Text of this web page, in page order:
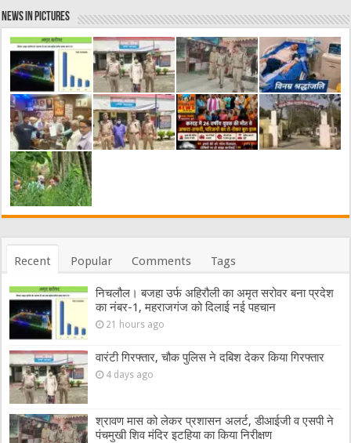
News in Pictures
Recent Popular Comments Tags
निचलौल। बजहा उर्फ अहिरौली का अमृत सरोवर बना प्रदेश
का नंबर-1, महराजगंज को दिलाई नई पहचान
21 hours ago
वारंटी गिरफ्तार, चौक पुलिस ने दबिश देकर किया गिरफ्तार
4 days ago
श्रावण मास को लेकर प्रशासन अलर्ट, डीआईजी व एसपी ने
पंचमुखी शिव मंदिर इटहिया का किया निरीक्षण